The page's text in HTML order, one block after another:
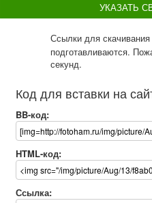
УКАЗАТЬ
Ссылки для
подготавливаются.
секунд.
Код для вставки на
BB-код:
HTML-код:
Ссылка: